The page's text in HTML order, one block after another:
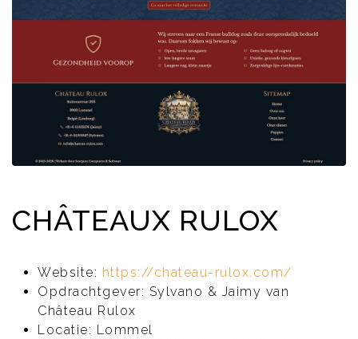
CHÂTEAUX RULOX
Website: https://chateau-rulox.com/
Opdrachtgever: Sylvano & Jaimy van
Château Rulox
Locatie: Lommel